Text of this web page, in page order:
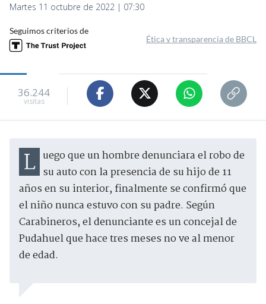
Martes 11 octubre de 2022 | 07:30
Seguimos criterios de
Ética y transparencia de BBCL
36.244
visitas
Luego que un hombre denunciara el robo de su auto con la presencia de su hijo de 11
años en su interior, finalmente se confirmó que
el niño nunca estuvo con su padre. Según
Carabineros, el denunciante es un concejal de
Pudahuel que hace tres meses no ve al menor
de edad.